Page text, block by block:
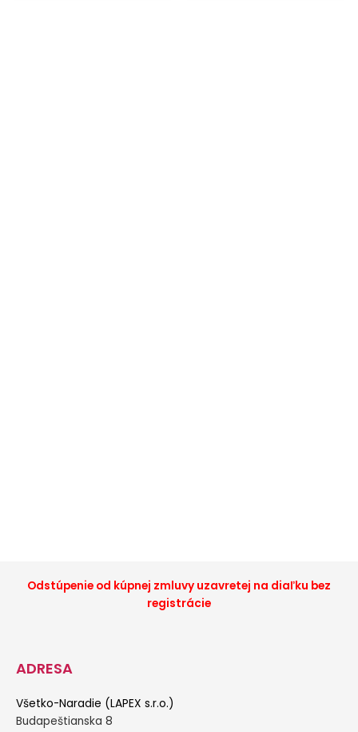
Odstúpenie od kúpnej zmluvy uzavretej na diaľku bez
registrácie
ADRESA
Všetko-Naradie (LAPEX s.r.o.)
Budapeštianska 8